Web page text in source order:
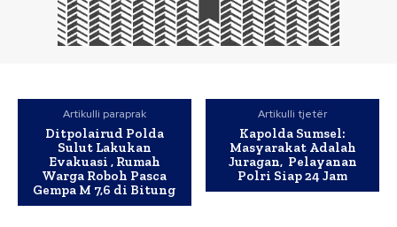
Artikulli paraprak
Ditpolairud Polda
Sulut Lakukan
Evakuasi , Rumah
Warga Roboh Pasca
Gempa M 7,6 di Bitung
Artikulli tjetër
Kapolda Sumsel:
Masyarakat Adalah
Juragan, Pelayanan
Polri Siap 24 Jam